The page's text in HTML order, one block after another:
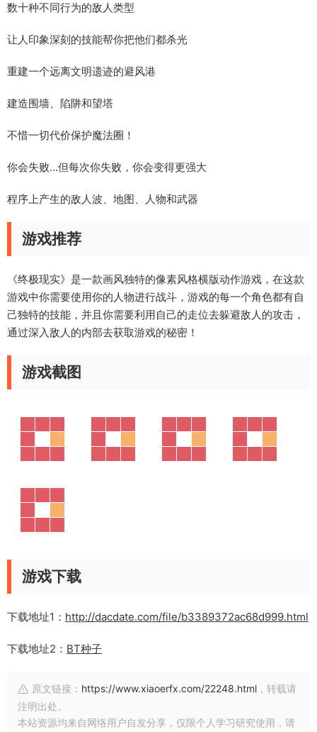
数十种不同行为的敌人类型
让人印象深刻的技能帮你把他们都杀光
重建一个远离文明遗迹的避风港
建造围墙、陷阱和望塔
不惜一切代价保护魔法圈！
你会失败…但每次你失败，你会变得更强大
程序上产生的敌人波、地图、人物和武器
游戏推荐
《终极现实》是一款画风独特的像素风格横版动作游戏，在这款
游戏中你需要使用你的人物进行战斗，游戏的每一个角色都有自
己独特的技能，并且你需要利用自己的走位去躲避敌人的攻击，
通过深入敌人的内部去获取游戏的秘密！
游戏截图
游戏下载
下载地址1： http://dacdate.com/file/b3389372ac68d999.html
下载地址2： BT种子
原文链接： https://www.xiaoerfx.com/22248.html ，转载请
注明出处。
本站资源均来自网络用户自发分享，仅限个人学习研究使用，请